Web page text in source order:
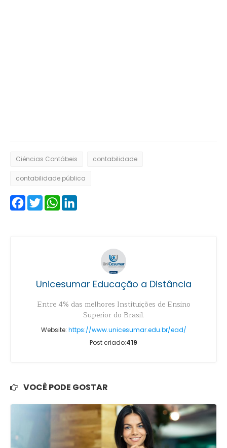
Ciências Contábeis contabilidade
contabilidade pública
FacebookTwitterWhatsApp
Unicesumar Educação a Distância
Entre 4% das melhores Instituições de Ensino
Superior do Brasil.
Website: https://www.unicesumar.edu.br/ead/
Post criado:419
VOCÊ PODE GOSTAR